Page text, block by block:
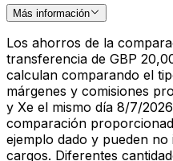
Más información
Los ahorros de la
transferencia de GBP
calculan comparando el
márgenes y comisiones
y Xe el mismo día 8/7/
comparación
ejemplo dado y pueden
cargos. Diferentes